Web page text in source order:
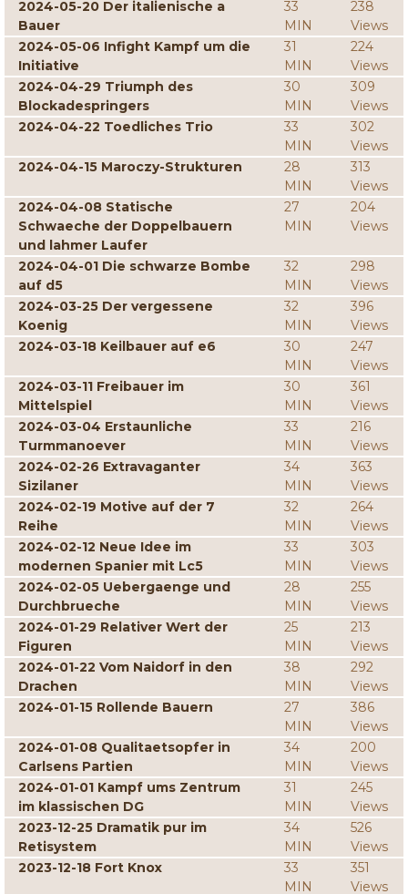
2024-05-20 Der italienische a
Bauer
33
MIN
238
Views
2024-05-06 Infight Kampf um die
Initiative
31
MIN
224
Views
2024-04-29 Triumph des
Blockadespringers
30
MIN
309
Views
2024-04-22 Toedliches Trio
33
MIN
302
Views
2024-04-15 Maroczy-Strukturen
28
MIN
313
Views
2024-04-08 Statische
Schwaeche der Doppelbauern
und lahmer Laufer
27
MIN
204
Views
2024-04-01 Die schwarze Bombe
auf d5
32
MIN
298
Views
2024-03-25 Der vergessene
Koenig
32
MIN
396
Views
2024-03-18 Keilbauer auf e6
30
MIN
247
Views
2024-03-11 Freibauer im
Mittelspiel
30
MIN
361
Views
2024-03-04 Erstaunliche
Turmmanoever
33
MIN
216
Views
2024-02-26 Extravaganter
Sizilaner
34
MIN
363
Views
2024-02-19 Motive auf der 7
Reihe
32
MIN
264
Views
2024-02-12 Neue Idee im
modernen Spanier mit Lc5
33
MIN
303
Views
2024-02-05 Uebergaenge und
Durchbrueche
28
MIN
255
Views
2024-01-29 Relativer Wert der
Figuren
25
MIN
213
Views
2024-01-22 Vom Naidorf in den
Drachen
38
MIN
292
Views
2024-01-15 Rollende Bauern
27
MIN
386
Views
2024-01-08 Qualitaetsopfer in
Carlsens Partien
34
MIN
200
Views
2024-01-01 Kampf ums Zentrum
im klassischen DG
31
MIN
245
Views
2023-12-25 Dramatik pur im
Retisystem
34
MIN
526
Views
2023-12-18 Fort Knox
33
MIN
351
Views